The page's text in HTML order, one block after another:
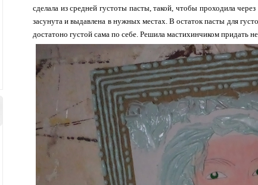
сделала из средней густоты пасты, такой, чтобы проходила
засунута и выдавлена в нужных местах. В остаток пасты для
достатоно густой сама по себе. Решила мастихинчиком придать